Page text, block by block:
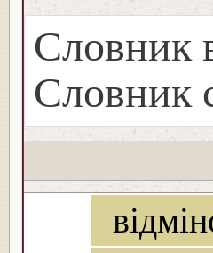
Словник
Словник